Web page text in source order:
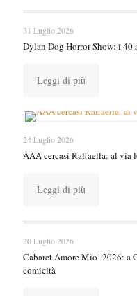
31 Luglio 2026
Dylan Dog Horror Show: i 40
Leggi di più
24 Luglio 2026
AAA cercasi Raffaella: al via
Leggi di più
20 Luglio 2026
Cabaret Amore Mio! 2026: a
comicità